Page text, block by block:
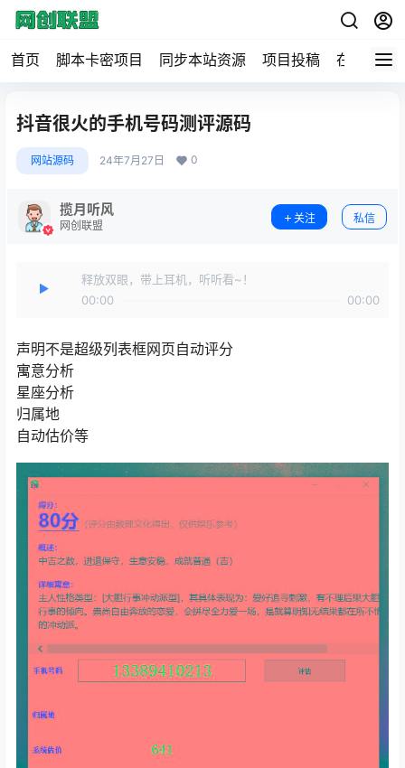
首页 脚本卡密项目 同步本站资源 项目投稿 在线工具
抖音很火的手机号码测评源码
网站源码 24年7月27日 0
揽月听风
网创联盟
关注 私信
释放双眼，带上耳机，听听看~！
00:00
00:00
声明不是超级列表框网页自动评分
寓意分析
星座分析
归属地
自动估价等